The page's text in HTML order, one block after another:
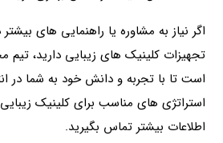
اگر نیاز به مشاوره یا راهنمایی های
تجهیزات کلینیک های زیبایی دارید، تیم
است تا با تجربه و دانش خود به شما در
استراتژی‌ های مناسب برای کلینیک
اطلاعات بیشتر تماس بگیرید.